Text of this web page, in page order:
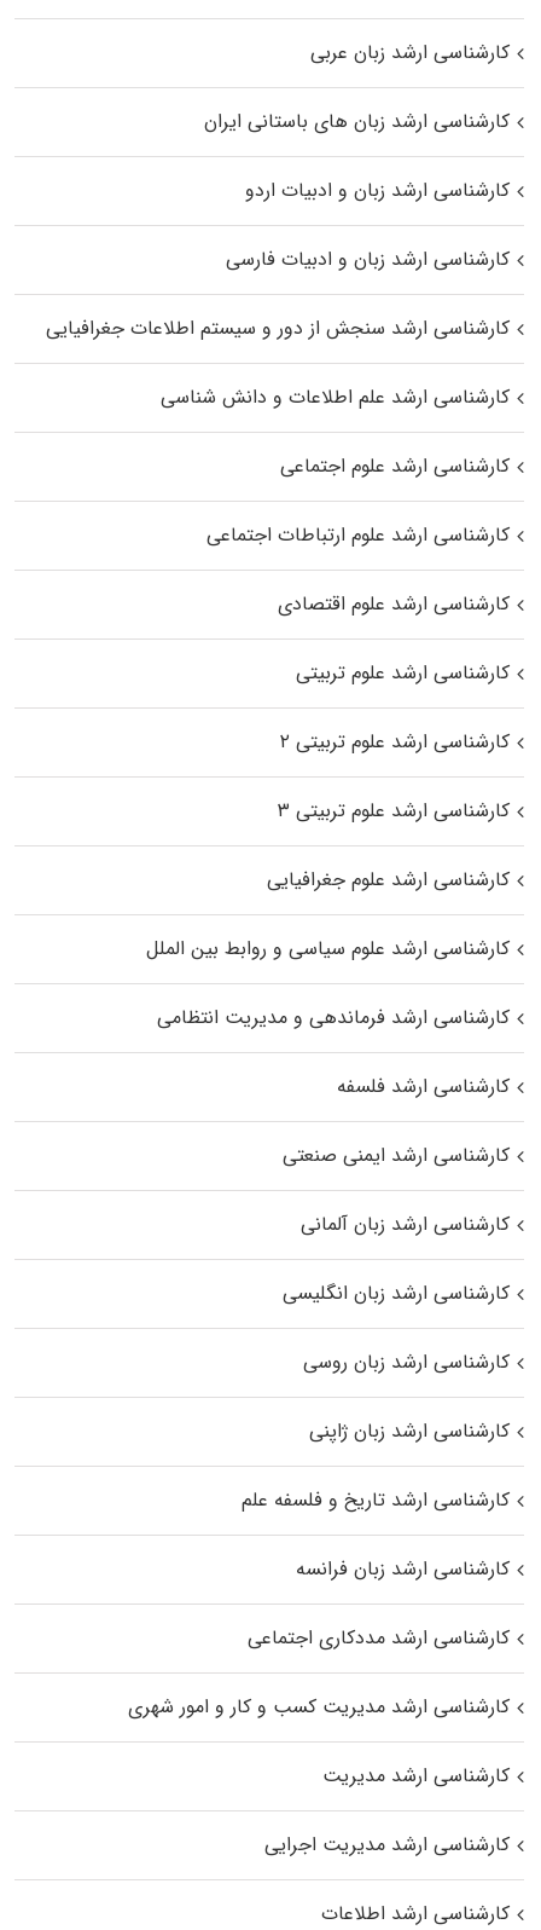
کارشناسی ارشد زبان عربی
کارشناسی ارشد زبان‌ های باستانی ایران
کارشناسی ارشد زبان و ادبیات اردو
کارشناسی ارشد زبان و ادبیات فارسی
کارشناسی ارشد سنجش از دور و سیستم اطلاعات جغرافیایی
کارشناسی ارشد علم اطلاعات و دانش شناسی
کارشناسی ارشد علوم اجتماعی
کارشناسی ارشد علوم ارتباطات اجتماعی
کارشناسی ارشد علوم اقتصادی
کارشناسی ارشد علوم تربیتی
کارشناسی ارشد علوم تربیتی ۲
کارشناسی ارشد علوم تربیتی ۳
کارشناسی ارشد علوم جغرافیایی
کارشناسی ارشد علوم سیاسی و روابط بین الملل
کارشناسی ارشد فرماندهی و مدیریت انتظامی
کارشناسی ارشد فلسفه
کارشناسی ارشد ایمنی صنعتی
کارشناسی ارشد زبان آلمانی
کارشناسی ارشد زبان انگلیسی
کارشناسی ارشد زبان روسی
کارشناسی ارشد زبان ژاپنی
کارشناسی ارشد تاریخ و فلسفه علم
کارشناسی ارشد زبان فرانسه
کارشناسی ارشد مددکاری اجتماعی
کارشناسی ارشد مدیریت کسب و کار و امور شهری
کارشناسی ارشد مدیریت
کارشناسی ارشد مدیریت اجرایی
کارشناسی ارشد اطلاعات